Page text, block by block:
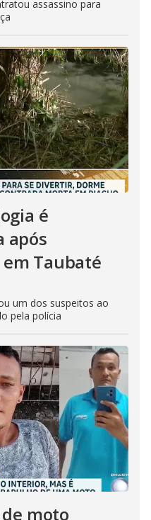
assassino para
é
após
Taubaté
um dos suspeitos ao
pela polícia
moto